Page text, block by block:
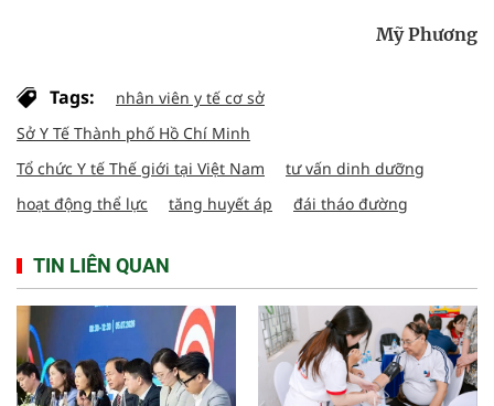
Mỹ Phương
Tags:
nhân viên y tế cơ sở
Sở Y Tế Thành phố Hồ Chí Minh
Tổ chức Y tế Thế giới tại Việt Nam
tư vấn dinh dưỡng
hoạt động thể lực
tăng huyết áp đái tháo đường
TIN LIÊN QUAN